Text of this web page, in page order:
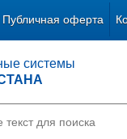
Публичная оферта
системы